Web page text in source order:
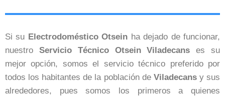
Si su Electrodoméstico Otsein ha dejado de funcionar,
nuestro Servicio Técnico Otsein Viladecans es su
mejor opción, somos el servicio técnico preferido por
todos los habitantes de la población de Viladecansy sus
alrededores, pues somos los primeros a quienes